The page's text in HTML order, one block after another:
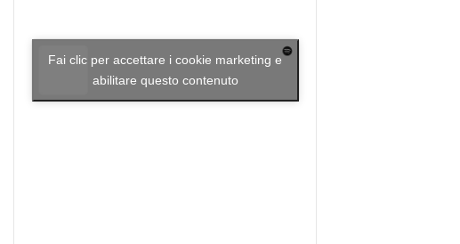
Fai clic per accettare i cookie marketing e
abilitare questo contenuto